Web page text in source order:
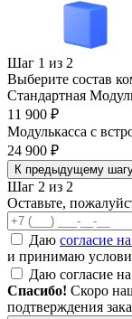
Шаг 1 из 2
Выберите состав
Стандартная
11 900 ₽
Модулькасса с
24 900 ₽
К предыдущему
Шаг 2 из 2
Оставьте,
Даю согласие
и принимаю
Даю согласие
Спасибо! Скоро
подтверждения